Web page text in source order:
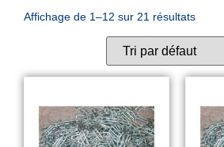
Affichage de 1–12 sur 21 résultats